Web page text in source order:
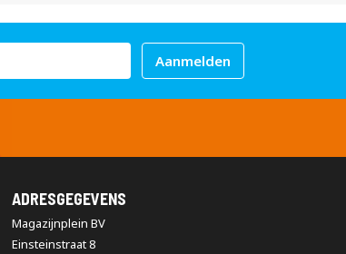
Aanmelden
ADRESGEGEVENS
Magazijnplein BV
Einsteinstraat 8